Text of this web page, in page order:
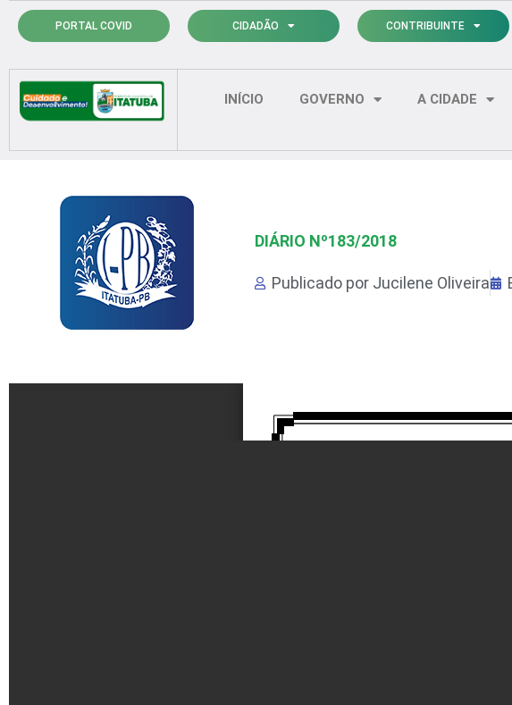
para
conteúdo
PORTAL COVID CIDADÃO CONTRIBUINTE
INÍCIO GOVERNO A CIDADE
DIÁRIO Nº183/2018
Publicado por Jucilene Oliveira